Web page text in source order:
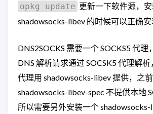
opkg update 更新一下软件源，
shadowsocks-libev 的时候可以正确安
DNS2SOCKS 需要一个 SOCKS5 代
DNS 解析请求通过 SOCSK5 代理解析
代理用 shadowsocks-libev 提供，之前
shadowsocks-libev-spec 不提供本地
所以需要另外安装一个